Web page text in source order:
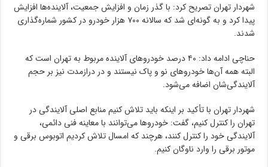
شهردار تهران تصریح کرد: با گذر زمان و افزایش جمعیت، آلاینده‌ها افزایش
پیدا کرد و به گونه‌ای شد که سالانه ۷۰۰ هزار خودرو در کشور شماره‌گذاری
شدند.
حناچی ادامه داد: ۴۰ درصد خودرو‌های آلاینده مربوط به تهران است که
البته همه آن‌ها خودرو‌های نو و پاک نیستند و در درازمدت نیز بر حجم
آلایندگی‌شان اضافه می‌شود.
شهردار تهران با تأکید بر اینکه باید تلاش کنیم منابع اصلی آلایندگی در
تهران را کنترل کنیم، گفت: خودرو‌ها می‌توانند با معاینه فنی دائمی،
آلایندگی خود را کنترل کنند، هرچند که امسال تلاش کردیم اتوبوس برقی و
موتور برقی را وارد ناوگان کنیم.